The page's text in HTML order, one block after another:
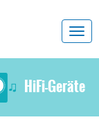
HiFi-Geräte